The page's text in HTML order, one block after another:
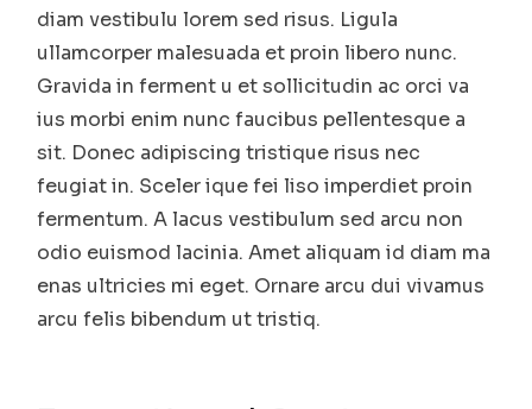
diam vestibulu lorem sed risus. Ligula
ullamcorper malesuada et proin libero nunc.
Gravida in ferment u et sollicitudin ac orci va
ius morbi enim nunc faucibus pellentesque a
sit. Donec adipiscing tristique risus nec
feugiat in. Sceler ique fei liso imperdiet proin
fermentum. A lacus vestibulum sed arcu non
odio euismod lacinia. Amet aliquam id diam ma
enas ultricies mi eget. Ornare arcu dui vivamus
arcu felis bibendum ut tristiq.